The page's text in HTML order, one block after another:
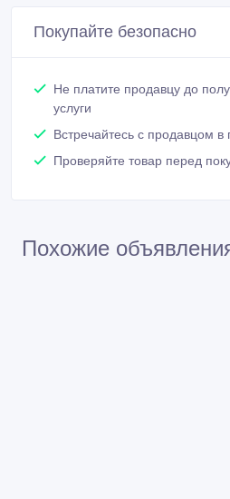
Покупайте безопасно
Не платите продавцу до
услуги
Встречайтесь с продавцом в
Проверяйте товар перед
Похожие